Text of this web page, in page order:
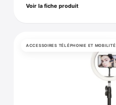
Voir la fiche produit
ACCESSOIRES TÉLÉPHONIE ET MOBILITÉ